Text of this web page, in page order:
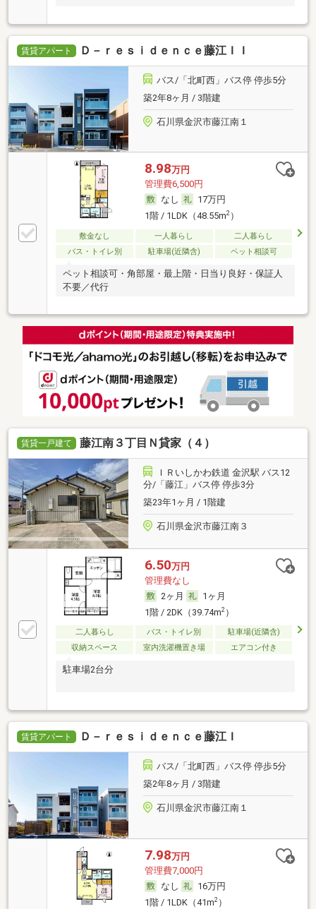
賃貸アパート Ｄ－ｒｅｓｉｄｅｎｃｅ藤江ＩＩ
バス/「北町西」バス停 停歩5分
築2年8ヶ月 / 3階建
石川県金沢市藤江南１
8.98万円
管理費6,500円
なし
17万円
1階 / 1LDK（48.55m2）
敷金なし 一人暮らし
二人暮らし
バス・トイレ別
駐車場(近隣含) ペット相談可
ペット相談可・角部屋・最上階・日当り良好・保証人
不要／代行
賃貸一戸建て 藤江南３丁目Ｎ貸家（４）
ＩＲいしかわ鉄道 金沢駅 バス12
分/「藤江」バス停 停歩3分
築23年1ヶ月 / 1階建
石川県金沢市藤江南３
6.50万円
管理費なし
2ヶ月
1ヶ月
1階 / 2DK（39.74m2）
二人暮らし バス・トイレ別
駐車場(近隣含)
収納スペース
室内洗濯機置き場 エアコン付き
駐車場2台分
賃貸アパート Ｄ－ｒｅｓｉｄｅｎｃｅ藤江Ｉ
バス/「北町西」バス停 停歩5分
築2年8ヶ月 / 3階建
石川県金沢市藤江南１
7.98万円
管理費7,000円
なし
16万円
1階 / 1LDK（41m2）